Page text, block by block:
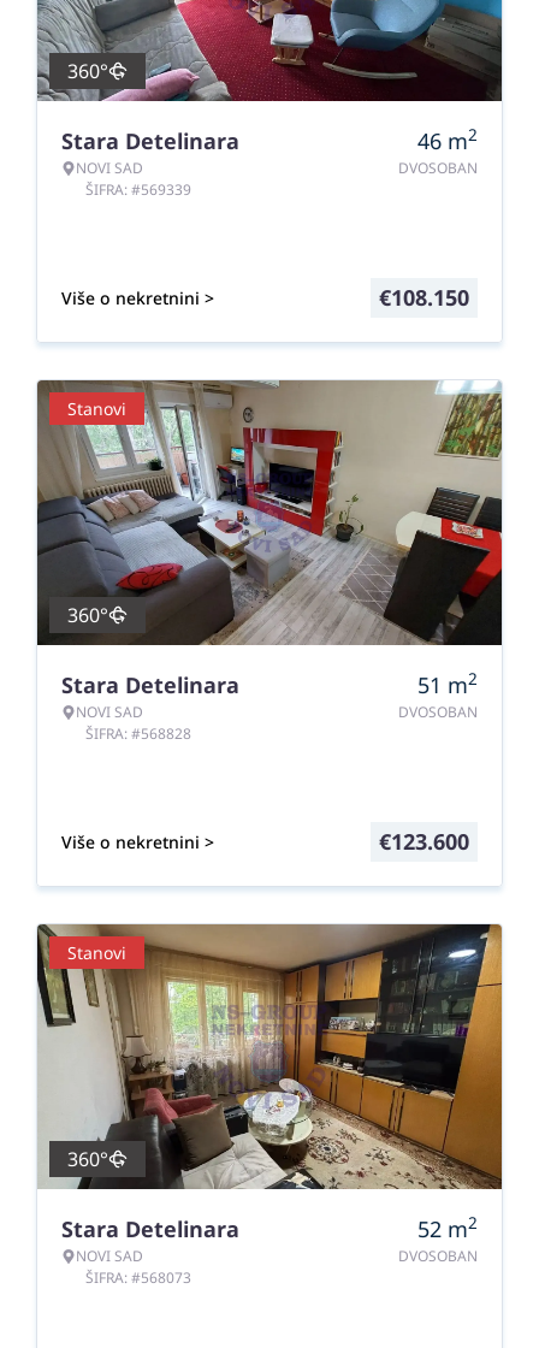
360°
Stara Detelinara
NOVI SAD
ŠIFRA: #569339
46 m2
DVOSOBAN
Više o nekretnini > €108.150
Stanovi
360°
Stara Detelinara
NOVI SAD
ŠIFRA: #568828
51 m2
DVOSOBAN
Više o nekretnini > €123.600
Stanovi
360°
Stara Detelinara
NOVI SAD
ŠIFRA: #568073
52 m2
DVOSOBAN